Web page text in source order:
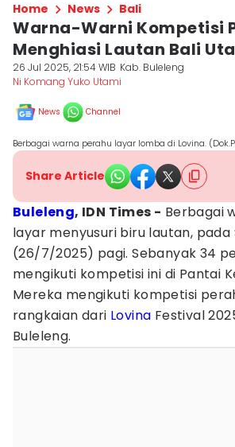
Home News Bali
Warna-Warni Kompetisi
Menghiasi Lautan Bali
26 Jul 2025, 21:54 WIB Kab. Buleleng
Ni Komang Yuko Utami
News Channel
Berbagai warna perahu layar lomba di Lovina.
Share Article
Buleleng, IDN Times - Berbagai
layar menyusuri biru lautan, pada
(26/7/2025) pagi. Sebanyak 34
mengikuti kompetisi ini di Pantai
Mereka mengikuti kompetisi
rangkaian dari Lovina Festival
Buleleng.